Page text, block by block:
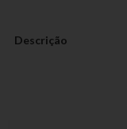
Descrição